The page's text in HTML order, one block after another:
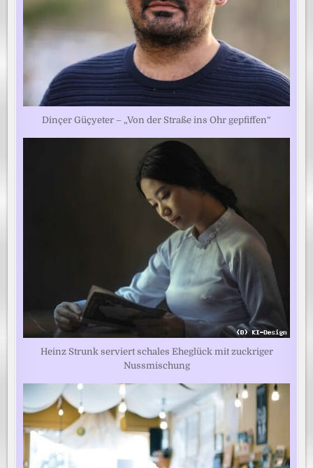
Dinçer Güçyeter – „Von der Straße ins Ohr gepfiffen“
Heinz Strunk serviert schales Eheglück mit zuckriger
Nussmischung